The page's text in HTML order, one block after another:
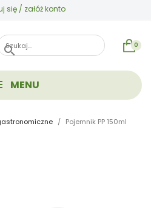
się / załóż konto
search 0
MENU
Pojemnik PP 150ml